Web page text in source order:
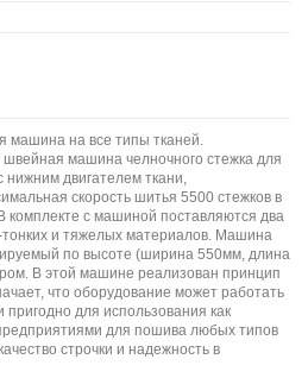
машина на все типы тканей.
машина челночного стежка для
нижним двигателем ткани,
скорость шитья 5500 стежков в
комплекте с машиной поставляются два
и тяжелых материалов. Машина
по высоте (ширина 550мм, длина
В этой машине реализован принцип
что оборудование может работать
для использования как
для пошива любых типов
строчки и надежность в